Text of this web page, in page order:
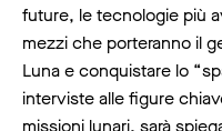
future, le tecnologie più
mezzi che porteranno il
Luna e conquistare lo
interviste alle figure
missioni lunari, sarà